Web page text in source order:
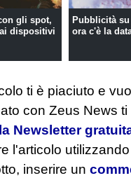
gli spot,
dispositivi
Pubblicità su
ora c'è la
ti è piaciuto e
con Zeus News ti
Newsletter
l'articolo
inserire un